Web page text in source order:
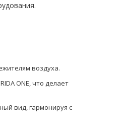
воздуха.
ONE, что делает
вид, гармонируя с